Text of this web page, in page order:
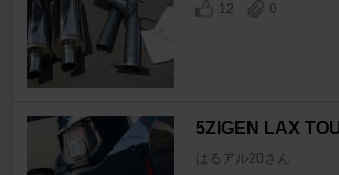
12
0
5ZIGEN LAX
はるアル20さん